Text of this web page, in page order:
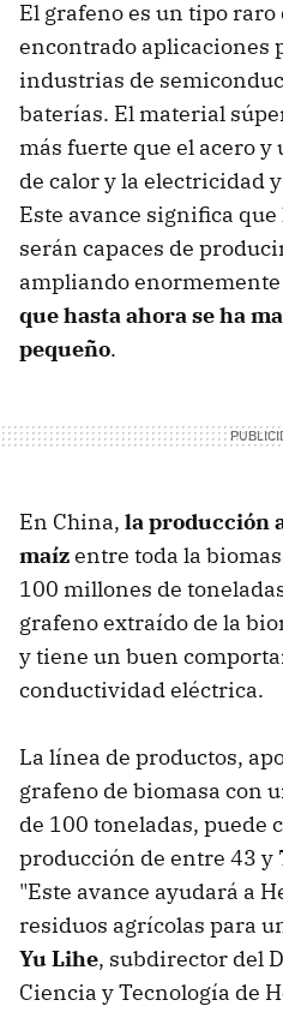
El grafeno es un tipo raro
encontrado aplicaciones
industrias de
baterías. El material
más fuerte que el acero
de calor y la electricidad
Este avance significa
serán capaces de
ampliando enormemente
que hasta ahora se ha
pequeño.
En China, la producción
maízentre toda la
100 millones de
grafeno extraído de la
y tiene un buen
conductividad eléctrica.
La línea de productos,
grafeno de biomasa con
de 100 toneladas, puede
producción de entre 43 y
"Este avance ayudará a
residuos agrícolas para
Yu Lihe, subdirector del
Ciencia y Tecnología de